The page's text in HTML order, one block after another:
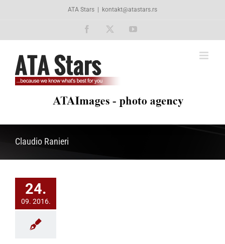
ATA Stars kontakt@atastars.rs
Facebook YouTube
Claudio Ranieri
24.
09. 2016.